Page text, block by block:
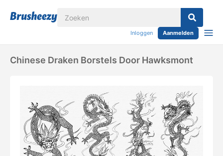
Inloggen Aanmelden
Chinese Draken Borstels Door Hawksmont